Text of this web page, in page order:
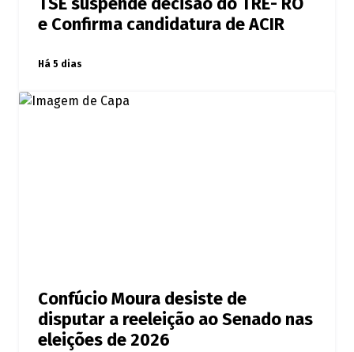
e Confirma candidatura de ACIR
Há 5 dias
Confúcio Moura desiste de
disputar a reeleição ao Senado nas
eleições de 2026